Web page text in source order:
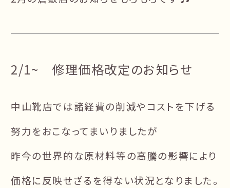
2/1~ 修理価格改定のお知らせ
中山靴店では諸経費の削減やコストを下げる
努力をおこなってまいりましたが
昨今の世界的な原材料等の高騰の影響により
価格に反映せざるを得ない状況となりました。